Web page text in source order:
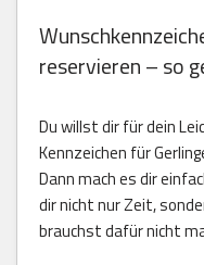
reservieren – so
Du willst dir für dein
Kennzeichen für
Dann mach es dir
dir nicht nur Zeit,
brauchst dafür nicht